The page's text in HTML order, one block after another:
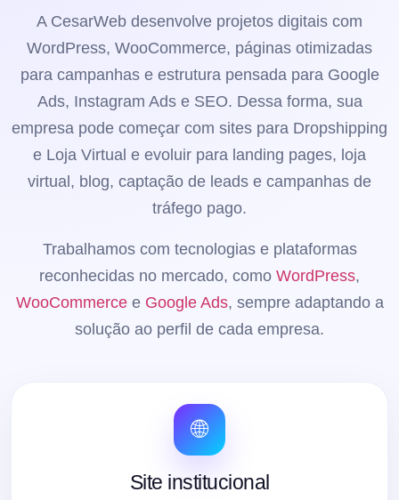
A CesarWeb desenvolve projetos digitais com
WordPress, WooCommerce, páginas otimizadas
para campanhas e estrutura pensada para Google
Ads, Instagram Ads e SEO. Dessa forma, sua
empresa pode começar com sites para Dropshipping
e Loja Virtual e evoluir para landing pages, loja
virtual, blog, captação de leads e campanhas de
tráfego pago.
Trabalhamos com tecnologias e plataformas
reconhecidas no mercado, como WordPress,
WooCommercee Google Ads, sempre adaptando a
solução ao perfil de cada empresa.
🌐
Site institucional